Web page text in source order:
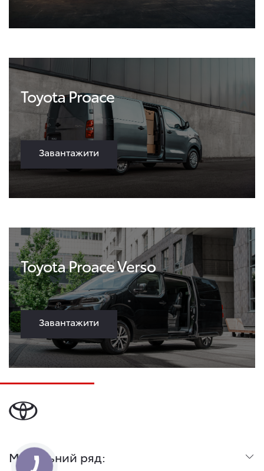
Toyota Proace
Завантажити
Toyota Proace Verso
Завантажити
Модельний ряд: